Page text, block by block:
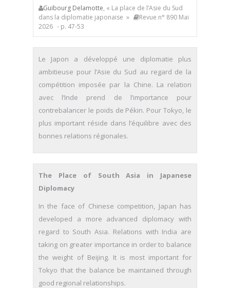
Guibourg Delamotte, « La place de l’Asie du Sud
dans la diplomatie japonaise »
Revue n° 890 Mai
2026 - p. 47-53
Le Japon a développé une diplomatie plus
ambitieuse pour l’Asie du Sud au regard de la
compétition imposée par la Chine. La relation
avec l’Inde prend de l’importance pour
contrebalancer le poids de Pékin. Pour Tokyo, le
plus important réside dans l’équilibre avec des
bonnes relations régionales.
The Place of South Asia in Japanese
Diplomacy
In the face of Chinese competition, Japan has
developed a more advanced diplomacy with
regard to South Asia. Relations with India are
taking on greater importance in order to balance
the weight of Beijing. It is most important for
Tokyo that the balance be maintained through
good regional relationships.